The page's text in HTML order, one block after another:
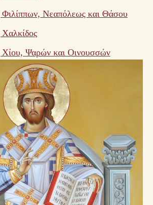
Φιλίππων, Νεαπόλεως και Θάσου
Χίου, Ψαρών και Οινουσσών